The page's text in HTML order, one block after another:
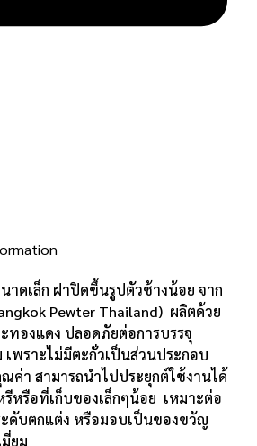
าดเล็ก ฝาปิดขึ้นรูปตัวช้างน้อย จาก
Pewter Thailand) ผลิตด้วย
ทองแดง ปลอดภัยต่อการบรรจุ
เพราะไม่มีตะกั่วเป็นส่วนประกอบ
ค่า สามารถนำไปประยุกต์ใช้งานได้
หรือที่เก็บของเล็กๆน้อย เหมาะต่อ
ดับตกแต่ง หรือมอบเป็นของขวัญ
ยม